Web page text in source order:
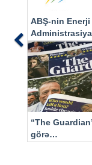
ABŞ-nin
əsasında…
“The
görə…
Previous